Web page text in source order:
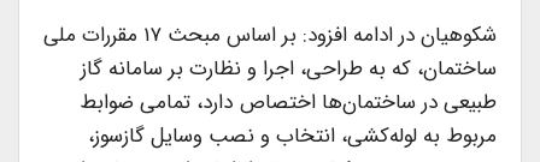
شکوهیان در ادامه افزود: بر اساس مبحث ۱۷ مقررات ملی
ساختمان، که به طراحی، اجرا و نظارت بر سامانه گاز
طبیعی در ساختمان‌ها اختصاص دارد، تمامی ضوابط
مربوط به لوله‌کشی، انتخاب و نصب وسایل گازسوز،